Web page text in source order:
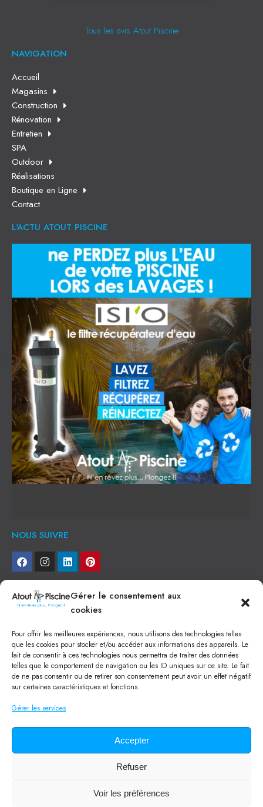
Gérer le consentement aux
cookies
Pour offrir les meilleures expériences, nous utilisons des technologies telles
que les cookies pour stocker et/ou accéder aux informations des appareils. Le
fait de consentir à ces technologies nous permettra de traiter des données
telles que le comportement de navigation ou les ID uniques sur ce site. Le fait
de ne pas consentir ou de retirer son consentement peut avoir un effet négatif
sur certaines caractéristiques et fonctions.
Gérer les services
Accepter
Refuser
Voir les préférences
Tous les avis Atout Piscine
NAVIGATION
Accueil
Magasins
Construction
Rénovation
Entretien
SPA
Outdoor
Réalisations
Boutique en Ligne
Contact
L'ACTU ATOUT PISCINE
NOUS SUIVRE
NEWSLETTER
Je veux recevoir toute l'actu
NOS SERVICES
Construction de piscine béton à Narbonne
Piscine coque à Narbonne
Acheter SPA à Narbonne
Pisciniste Narbonne
Mini piscine
Location machine avec chauffeur
Atout Piscine
Mentions légales/Politique de confidentialité